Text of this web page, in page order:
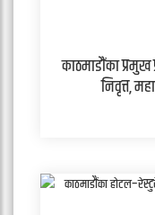
काठमाडौंका
निवृत्त,